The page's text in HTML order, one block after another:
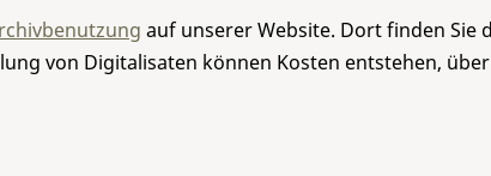
auf unserer Website. Dort finden Sie
von Digitalisaten können Kosten entstehen,